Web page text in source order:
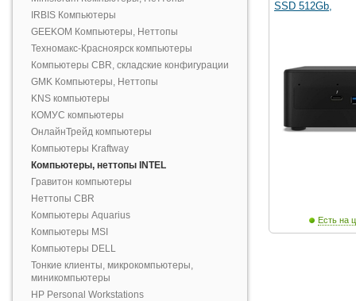
IRBIS Компьютеры
GEEKOM Компьютеры, Неттопы
Техномакс-Красноярск компьютеры
Компьютеры CBR, складские конфигурации
GMK Компьютеры, Неттопы
KNS компьютеры
КОМУС компьютеры
ОнлайнТрейд компьютеры
Компьютеры Kraftway
Компьютеры, неттопы INTEL
Гравитон компьютеры
Неттопы CBR
Компьютеры Aquarius
Компьютеры MSI
Компьютеры DELL
Тонкие клиенты, микрокомпьютеры,
миникомпьютеры
HP Personal Workstations
SSD 512Gb,
Есть на